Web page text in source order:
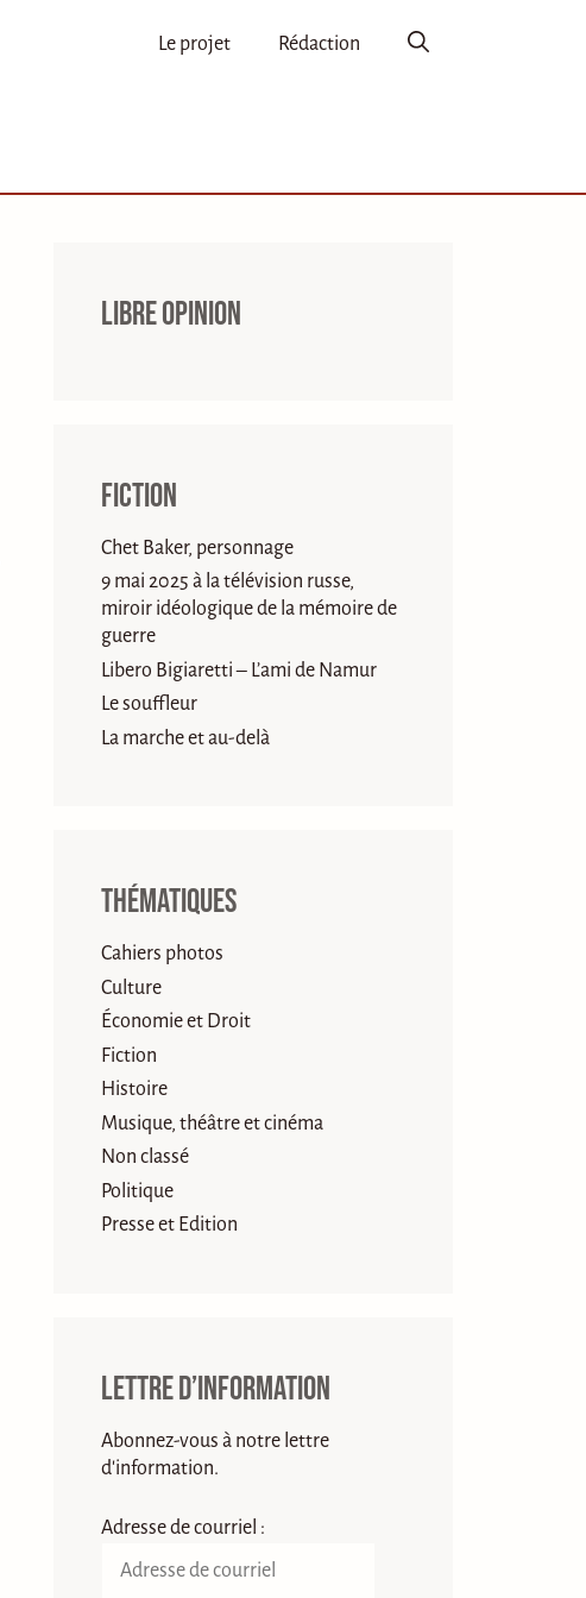
Le projet Rédaction
Libre opinion
Fiction
Chet Baker, personnage
9 mai 2025 à la télévision russe,
miroir idéologique de la mémoire de
guerre
Libero Bigiaretti – L’ami de Namur
Le souffleur
La marche et au-delà
Thématiques
Cahiers photos
Culture
Économie et Droit
Fiction
Histoire
Musique, théâtre et cinéma
Non classé
Politique
Presse et Edition
Lettre d’information
Abonnez-vous à notre lettre
d'information.
Adresse de courriel :